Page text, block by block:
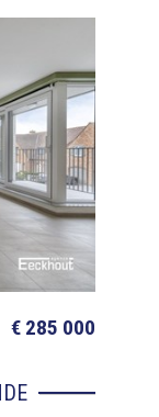
€ 285 000